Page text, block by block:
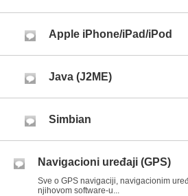
Apple iPhone/iPad/iPod
Java (J2ME)
Simbian
Navigacioni uređaji (GPS)
Sve o GPS navigaciji, navigacionim
njihovom software-u...